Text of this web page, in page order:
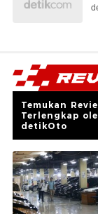
Temukan
Terlengkap
detikOto